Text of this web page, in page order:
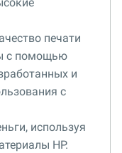
печати
с помощью
и
с
используя
HP.